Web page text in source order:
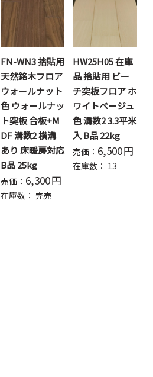
FN-WN3 捨貼用
天然銘木フロア
ウォールナット
色 ウォールナッ
ト突板 合板+M
DF 溝数2 横溝
あり 床暖房対応
B品 25kg
売価： 6,300円
在庫数： 完売
HW25H05 在庫
品 捨貼用 ビー
チ突板フロア ホ
ワイトベージュ
色 溝数2 3.3平米
入 B品 22kg
売価： 6,500円
在庫数： 13